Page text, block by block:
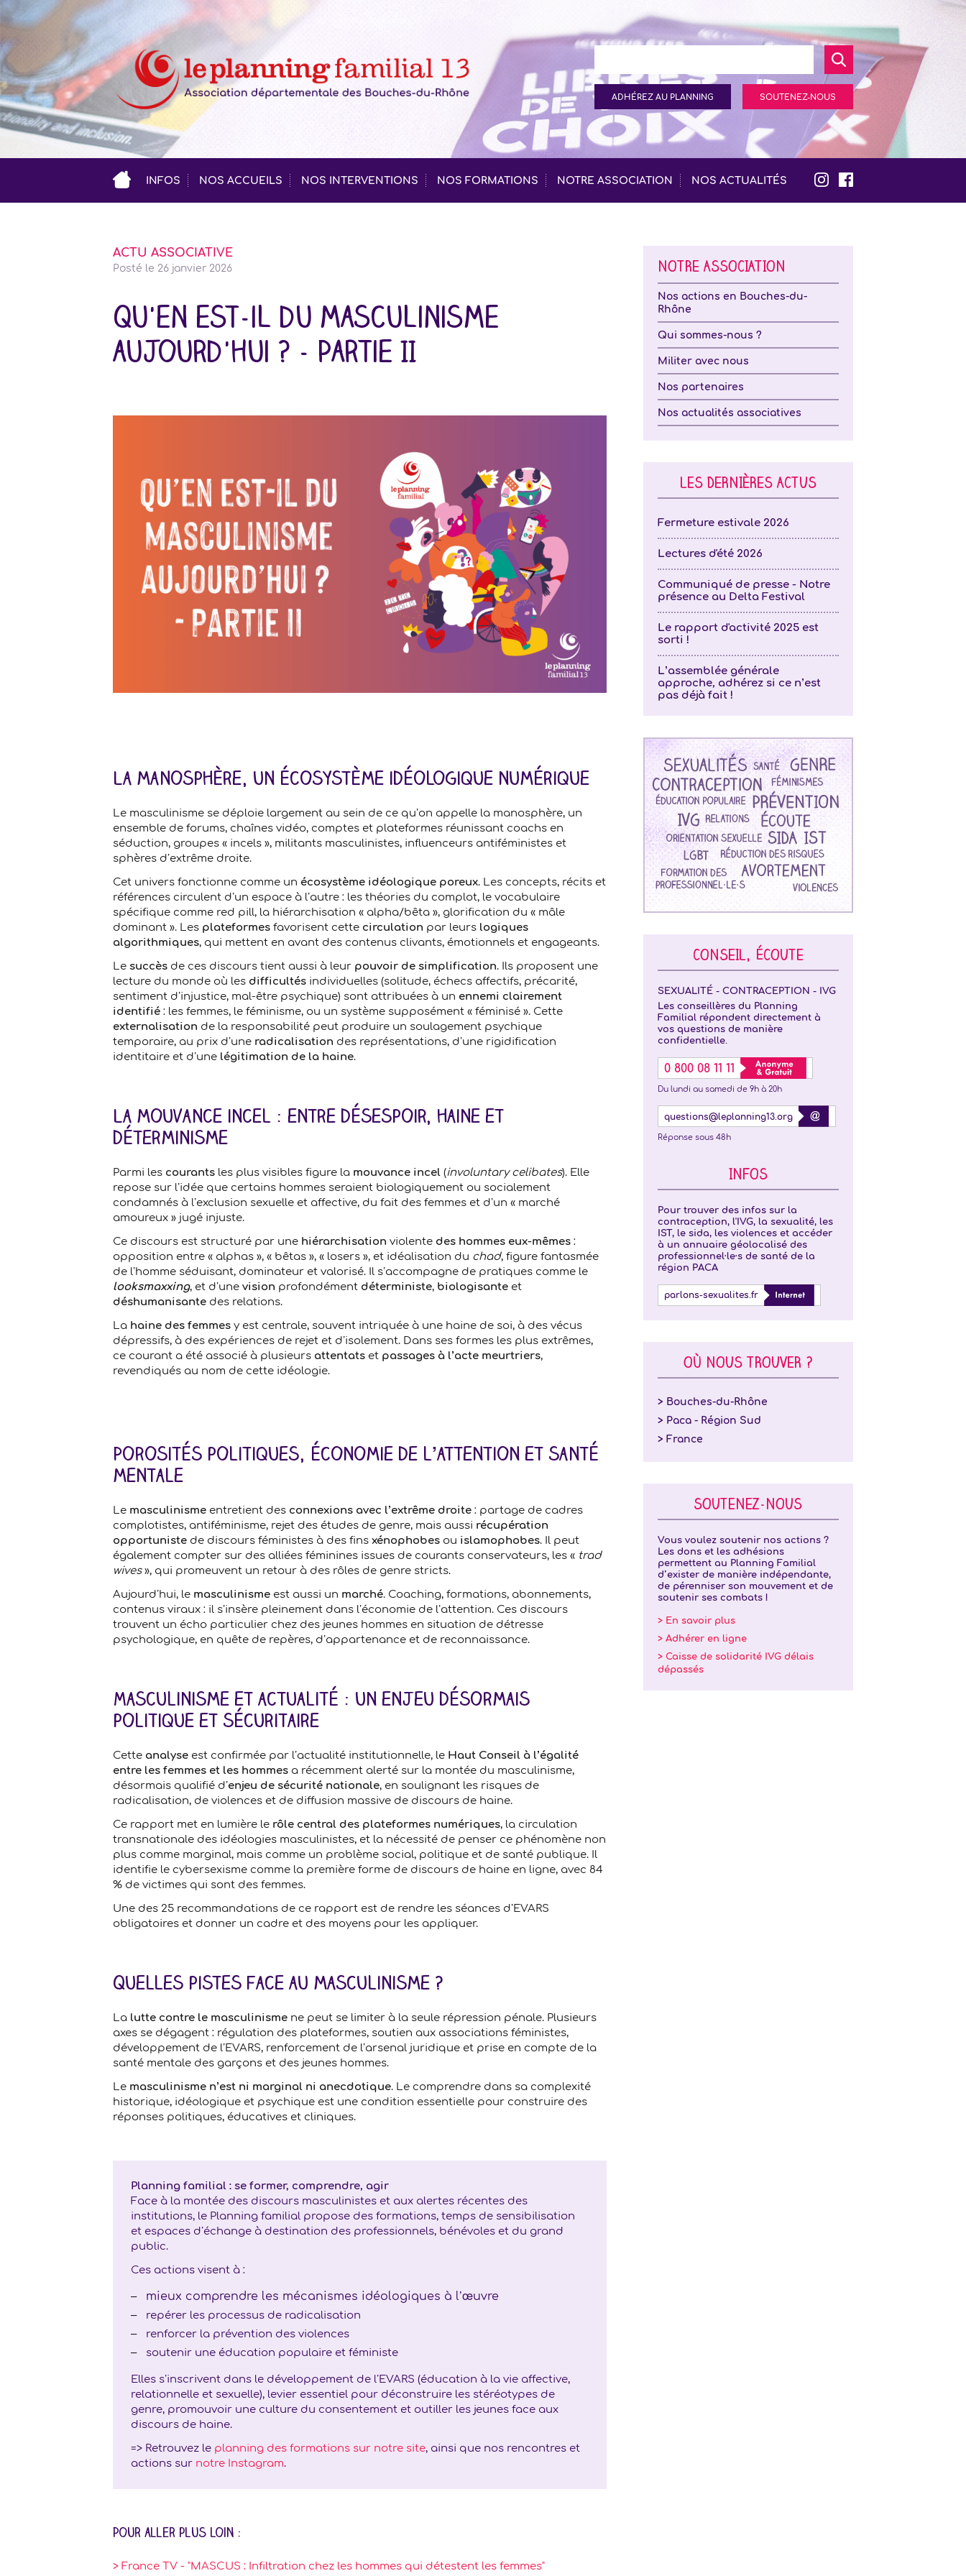
ADHÉREZ AU PLANNING SOUTENEZ-NOUS
INFOS NOS ACCUEILS NOS INTERVENTIONS NOS FORMATIONS NOTRE ASSOCIATION NOS ACTUALITÉS
ACTU ASSOCIATIVE
Posté le 26 janvier 2026
Qu'en est-il du masculinisme
aujourd'hui ? - Partie II
La manosphère, un écosystème idéologique numérique
Le masculinisme se déploie largement au sein de ce qu’on appelle la manosphère, un
ensemble de forums, chaînes vidéo, comptes et plateformes réunissant coachs en
séduction, groupes « incels », militants masculinistes, influenceurs antiféministes et
sphères d’extrême droite.
Cet univers fonctionne comme un écosystème idéologique poreux. Les concepts, récits et
références circulent d’un espace à l’autre : les théories du complot, le vocabulaire
spécifique comme red pill, la hiérarchisation « alpha/bêta », glorification du « mâle
dominant ». Les plateformes favorisent cette circulation par leurs logiques
algorithmiques, qui mettent en avant des contenus clivants, émotionnels et engageants.
Le succès de ces discours tient aussi à leur pouvoir de simplification. Ils proposent une
lecture du monde où les difficultés individuelles (solitude, échecs affectifs, précarité,
sentiment d’injustice, mal-être psychique) sont attribuées à un ennemi clairement
identifié : les femmes, le féminisme, ou un système supposément « féminisé ». Cette
externalisation de la responsabilité peut produire un soulagement psychique
temporaire, au prix d’une radicalisation des représentations, d’une rigidification
identitaire et d’une légitimation de la haine.
La mouvance incel : entre désespoir, haine et
déterminisme
Parmi les courants les plus visibles figure la mouvance incel (involuntary celibates). Elle
repose sur l’idée que certains hommes seraient biologiquement ou socialement
condamnés à l’exclusion sexuelle et affective, du fait des femmes et d’un « marché
amoureux » jugé injuste.
Ce discours est structuré par une hiérarchisation violente des hommes eux-mêmes :
opposition entre « alphas », « bêtas », « losers », et idéalisation du chad, figure fantasmée
de l’homme séduisant, dominateur et valorisé. Il s’accompagne de pratiques comme le
looksmaxxing, et d’une vision profondément déterministe, biologisante et
déshumanisante des relations.
La haine des femmes y est centrale, souvent intriquée à une haine de soi, à des vécus
dépressifs, à des expériences de rejet et d’isolement. Dans ses formes les plus extrêmes,
ce courant a été associé à plusieurs attentats et passages à l’acte meurtriers,
revendiqués au nom de cette idéologie.
Porosités politiques, économie de l’attention et santé
mentale
Le masculinisme entretient des connexions avec l’extrême droite : partage de cadres
complotistes, antiféminisme, rejet des études de genre, mais aussi récupération
opportuniste de discours féministes à des fins xénophobes ou islamophobes. Il peut
également compter sur des alliées féminines issues de courants conservateurs, les « trad
wives», qui promeuvent un retour à des rôles de genre stricts.
Aujourd’hui, le masculinisme est aussi un marché. Coaching, formations, abonnements,
contenus viraux : il s’insère pleinement dans l’économie de l’attention. Ces discours
trouvent un écho particulier chez des jeunes hommes en situation de détresse
psychologique, en quête de repères, d’appartenance et de reconnaissance.
Masculinisme et actualité : un enjeu désormais
politique et sécuritaire
Cette analyse est confirmée par l’actualité institutionnelle, le Haut Conseil à l’égalité
entre les femmes et les hommes a récemment alerté sur la montée du masculinisme,
désormais qualifié d’enjeu de sécurité nationale, en soulignant les risques de
radicalisation, de violences et de diffusion massive de discours de haine.
Ce rapport met en lumière le rôle central des plateformes numériques, la circulation
transnationale des idéologies masculinistes, et la nécessité de penser ce phénomène non
plus comme marginal, mais comme un problème social, politique et de santé publique. Il
identifie le cybersexisme comme la première forme de discours de haine en ligne, avec 84
% de victimes qui sont des femmes.
Une des 25 recommandations de ce rapport est de rendre les séances d’EVARS
obligatoires et donner un cadre et des moyens pour les appliquer.
Quelles pistes face au masculinisme ?
La lutte contre le masculinisme ne peut se limiter à la seule répression pénale. Plusieurs
axes se dégagent : régulation des plateformes, soutien aux associations féministes,
développement de l’EVARS, renforcement de l’arsenal juridique et prise en compte de la
santé mentale des garçons et des jeunes hommes.
Le masculinisme n’est ni marginal ni anecdotique. Le comprendre dans sa complexité
historique, idéologique et psychique est une condition essentielle pour construire des
réponses politiques, éducatives et cliniques.
Planning familial : se former, comprendre, agir
Face à la montée des discours masculinistes et aux alertes récentes des
institutions, le Planning familial propose des formations, temps de sensibilisation
et espaces d’échange à destination des professionnels, bénévoles et du grand
public.
Ces actions visent à :
mieux comprendre les mécanismes idéologiques à l’œuvre
repérer les processus de radicalisation
renforcer la prévention des violences
soutenir une éducation populaire et féministe
Elles s’inscrivent dans le développement de l’EVARS (éducation à la vie affective,
relationnelle et sexuelle), levier essentiel pour déconstruire les stéréotypes de
genre, promouvoir une culture du consentement et outiller les jeunes face aux
discours de haine.
=> Retrouvez le planning des formations sur notre site, ainsi que nos rencontres et
actions sur notre Instagram.
Pour aller plus loin :
> France TV - "MASCUS : Infiltration chez les hommes qui détestent les femmes"
NOTRE ASSOCIATION
Nos actions en Bouches-du-
Rhône
Qui sommes-nous ?
Militer avec nous
Nos partenaires
Nos actualités associatives
LES DERNIÈRES ACTUS
Fermeture estivale 2026
Lectures d'été 2026
Communiqué de presse - Notre
présence au Delta Festival
Le rapport d'activité 2025 est
sorti !
L’assemblée générale
approche, adhérez si ce n’est
pas déjà fait !
CONSEIL, ÉCOUTE
SEXUALITÉ - CONTRACEPTION - IVG
Les conseillères du Planning
Familial répondent directement à
vos questions de manière
confidentielle.
0 800 08 11 11
Du lundi au samedi de 9h à 20h
questions@leplanning13.org
Réponse sous 48h
INFOS
Pour trouver des infos sur la
contraception, l'IVG, la sexualité, les
IST, le sida, les violences et accéder
à un annuaire géolocalisé des
professionnel·le·s de santé de la
région PACA
parlons-sexualites.fr
OÙ NOUS TROUVER ?
> Bouches-du-Rhône
> Paca - Région Sud
> France
SOUTENEZ-NOUS
Vous voulez soutenir nos actions ?
Les dons et les adhésions
permettent au Planning Familial
d’exister de manière indépendante,
de pérenniser son mouvement et de
soutenir ses combats !
> En savoir plus
> Adhérer en ligne
> Caisse de solidarité IVG délais
dépassés